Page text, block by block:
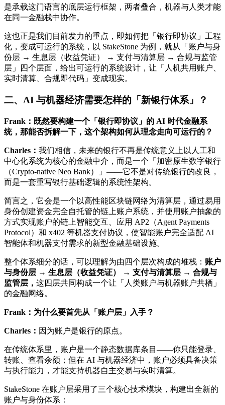
是承载这门语言的底层运行框架，两者叠合，机器与人类才能
在同一金融栈中协作。
这也正是我们目前发力的重点，即如何把「银行即协议」工程
化，变成可运行的系统，以 StakeStone 为例，就从「账户与身
份层 → 生息层（收益凭证） → 支付与清算层 → 合规与监管
层」四个层面，给出可运行的系统设计，让「人机共用账户、
实时清算、合规即代码」变成现实。
二、AI 与机器经济需要怎样的「新银行体系」？
Frank：既然要构建一个「银行即协议」的 AI 时代金融系
统，那能否拆解一下，这个架构如何从理念走向可运行的？
Charles： 我们相信，未来的银行不再是传统意义上以人工和
中心化系统为核心的金融中介，而是一个「加密原生数字银行
（Crypto-native Neo Bank）」——它不是对传统银行的改良，
而是一套重写银行基础逻辑的系统性架构。
简言之，它会是一个以高性能区块链网络为清算层，通过易用
身份创建资金完全自托管的链上账户系统，并使用账户抽象的
方式实现账户的链上智能交互、应用 AP2（Agent Payments
Protocol）和 x402 等机器支付协议，使智能账户完全适配 AI
智能体和机器支付需求的新型金融基础设施。
整个体系细分的话，可以理解为由四个层次构成的堆栈： 账户
与身份层 → 生息层（收益凭证） → 支付与清算层 → 合规与
监管层， 这四层共同构成一个让「人类账户与机器账户共栖」
的金融网络。
Frank：为什么要首先从「账户层」入手？
Charles： 因为账户是银行的原点。
在传统体系里，账户是一个静态数据库条目——你只能登录、
转账、查看余额；但在 AI 与机器经济中，账户必须具备决策
与执行能力，才能支持机器自主交易与实时清算。
StakeStone 在账户层采用了三个核心技术模块，构建出全新的
账户与身份体系：